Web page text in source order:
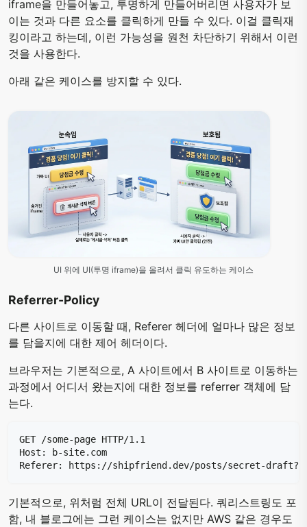
iframe을 만들어놓고, 투명하게 만들어버리면 사용자가 보
이는 것과 다른 요소를 클릭하게 만들 수 있다. 이걸 클릭재
킹이라고 하는데, 이런 가능성을 원천 차단하기 위해서 이런
것을 사용한다.
아래 같은 케이스를 방지할 수 있다.
UI 위에 UI(투명 iframe)을 올려서 클릭 유도하는 케이스
Referrer-Policy
다른 사이트로 이동할 때, Referer 헤더에 얼마나 많은 정보
를 담을지에 대한 제어 헤더이다.
브라우저는 기본적으로, A 사이트에서 B 사이트로 이동하는
과정에서 어디서 왔는지에 대한 정보를 referrer 객체에 담
는다.
기본적으로, 위처럼 전체 URL이 전달된다. 쿼리스트링도 포
함, 내 블로그에는 그런 케이스는 없지만 AWS 같은 경우도